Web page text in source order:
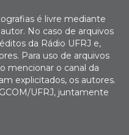
é livre mediante
No caso de arquivos
da Rádio UFRJ e,
Para uso de arquivos
mencionar o canal da
explicitados, os autores.
UFRJ, juntamente